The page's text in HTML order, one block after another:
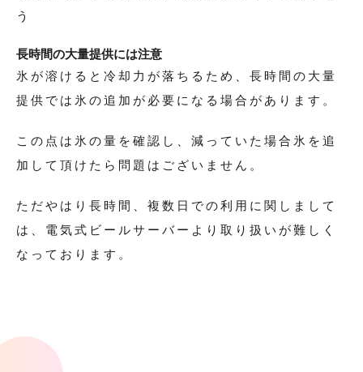
う
長時間の大量提供には注意
氷が溶けると冷却力が落ちるため、長時間の大量
提供では氷の追加が必要になる場合があります。
この点は氷の量を確認し、減っていた場合氷を追
加して頂けたら問題はございません。
ただやはり長時間、複数日での利用に関しまして
は、電気式ビールサーバーより取り扱いが難しく
なっております。